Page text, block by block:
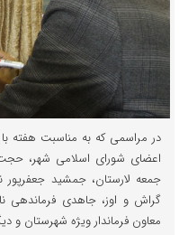
در مراسمی که به مناسبت هفته
اعضای شورای اسلامی شهر،
جمعه لارستان، جمشید جعفرپور
گراش و اوز، جاهدی فرماندهی
معاون فرماندار ویژه شهرستان و